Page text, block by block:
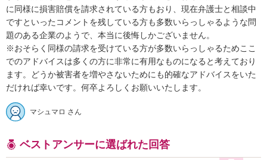
に同様に損害賠償を請求されている方もおり、現在弁護士と相談中
ですといったコメントを残している方も多数いらっしゃるような問
題のある企業のようで、本当に後悔しかございません。
※おそらく同様の請求を受けている方が多数いらっしゃるためここ
でのアドバイスは多くの方に非常に有用なものになると考えており
ます。どうか被害者を増やさないためにも的確なアドバイスをいた
だければ幸いです。何卒よろしくお願いいたします。
マシュマロ さん
ベストアンサーに選ばれた回答